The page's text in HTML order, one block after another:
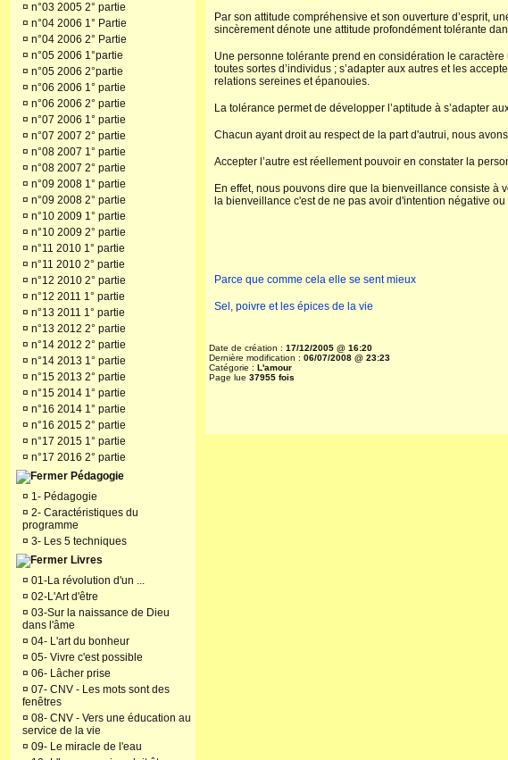
¤ n°03 2005 2° partie
¤ n°04 2006 1° Partie
¤ n°04 2006 2° Partie
¤ n°05 2006 1°partie
¤ n°05 2006 2°partie
¤ n°06 2006 1° partie
¤ n°06 2006 2° partie
¤ n°07 2006 1° partie
¤ n°07 2007 2° partie
¤ n°08 2007 1° partie
¤ n°08 2007 2° partie
¤ n°09 2008 1° partie
¤ n°09 2008 2° partie
¤ n°10 2009 1° partie
¤ n°10 2009 2° partie
¤ n°11 2010 1° partie
¤ n°11 2010 2° partie
¤ n°12 2010 2° partie
¤ n°12 2011 1° partie
¤ n°13 2011 1° partie
¤ n°13 2012 2° partie
¤ n°14 2012 2° partie
¤ n°14 2013 1° partie
¤ n°15 2013 2° partie
¤ n°15 2014 1° partie
¤ n°16 2014 1° partie
¤ n°16 2015 2° partie
¤ n°17 2015 1° partie
¤ n°17 2016 2° partie
Pédagogie
¤ 1- Pédagogie
¤ 2- Caractéristiques du
programme
¤ 3- Les 5 techniques
Livres
¤ 01-La révolution d'un ...
¤ 02-L'Art d'être
¤ 03-Sur la naissance de Dieu
dans l'âme
¤ 04- L'art du bonheur
¤ 05- Vivre c'est possible
¤ 06- Lâcher prise
¤ 07- CNV - Les mots sont des
fenêtres
¤ 08- CNV - Vers une éducation au
service de la vie
¤ 09- Le miracle de l'eau
Par son attitude compréhensive et son ouverture d’esprit,
sincèrement dénote une attitude profondément tolérante
Une personne tolérante prend en considération le
toutes sortes d’individus ; s’adapter aux autres et les
relations sereines et épanouies.
La tolérance permet de développer l’aptitude à s’adapter
Chacun ayant droit au respect de la part d'autrui, nous
Accepter l’autre est réellement pouvoir en constater la
En effet, nous pouvons dire que la bienveillance consiste à
la bienveillance c'est de ne pas avoir d'intention négative
Parce que comme cela elle se sent mieux
Sel, poivre et les épices de la vie
Date de création : 17/12/2005 @ 16:20
Dernière modification : 06/07/2008 @ 23:23
Catégorie : L'amour
Page lue 37955 fois